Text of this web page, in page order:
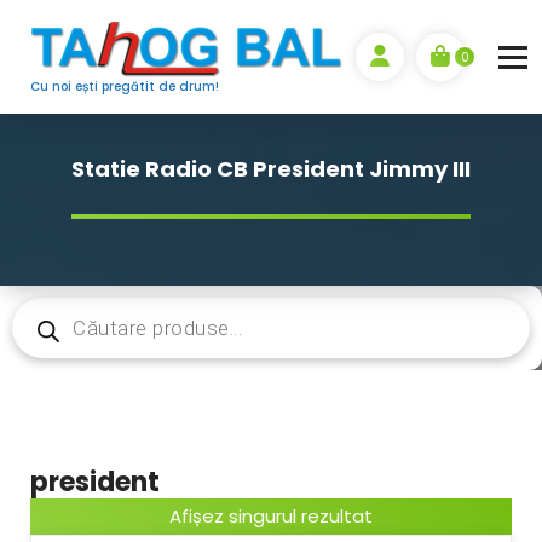
conținut
Cu noi ești pregătit de drum!
0
Statie Radio CB President Jimmy III
Products
search
president
Afișez singurul rezultat